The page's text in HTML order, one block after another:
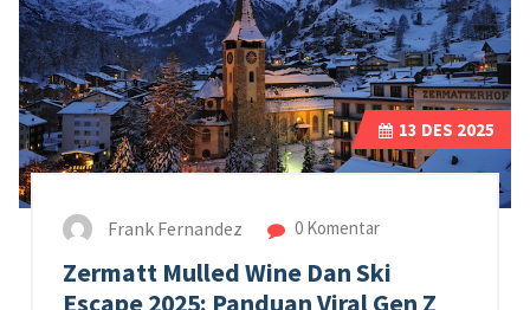
13 DES 2025
Frank Fernandez 0 Komentar
Zermatt Mulled Wine Dan Ski